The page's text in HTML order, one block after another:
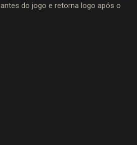
do jogo e retorna logo após o